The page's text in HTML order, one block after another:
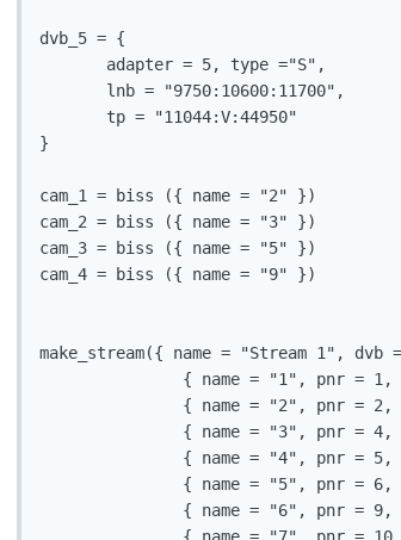
dvb_5 = {
       adapter = 5, type ="S",
       lnb = "9750:10600:11700",
       tp = "11044:V:44950"
}
сam_1 = biss ({ name = "2" })
cam_2 = biss ({ name = "3" })
cam_3 = biss ({ name = "5" })
cam_4 = biss ({ name = "9" })
make_stream({ name = "Stream 1",
{ name = "1", pnr =
{ name = "2", pnr =
{ name = "3", pnr =
{ name = "4", pnr = 5,
{ name = "5", pnr =
{ name = "6", pnr = 9,